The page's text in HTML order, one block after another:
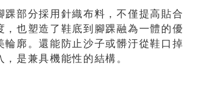
踝部分採用針織布料，不僅提高貼合
，也塑造了鞋底到腳踝融為一體的優
輪廓。還能防止沙子或髒汙從鞋口掉
，是兼具機能性的結構。